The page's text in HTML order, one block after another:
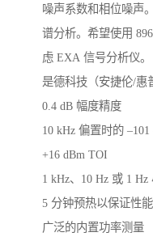
噪声系数和相位噪声
谱分析。希望使用
虑 EXA 信号分析仪。
是德科技（安捷伦/惠
0.4 dB 幅度精度
10 kHz 偏置时的
+16 dBm TOI
1 kHz、10 Hz 或 1 Hz
5 分钟预热以保证性能
广泛的内置功率测量